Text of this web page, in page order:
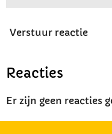
Verstuur reactie
Reacties
Er zijn geen reacties